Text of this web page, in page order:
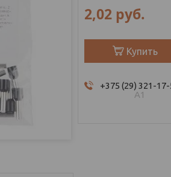
2,02 руб.
Купить
+375 (29) 321-17-
А1